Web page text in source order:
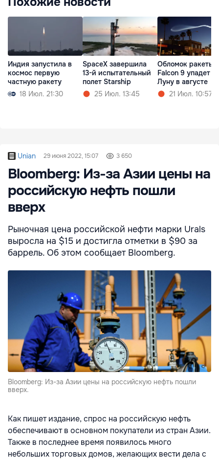
Индия запустила в
космос первую
частную ракету
18 Июл. 21:30
SpaceX завершила
13-й испытательный
полет Starship
25 Июл. 13:45
Обломок ракеты
Falcon 9 упадет
Луну в августе
21 Июл. 10:57
Unian 29 июня 2022, 15:07 3 650
Bloomberg: Из-за Азии цены на
российскую нефть пошли
вверх
Рыночная цена российской нефти марки Urals
выросла на $15 и достигла отметки в $90 за
баррель. Об этом сообщает Bloomberg.
Bloomberg: Из-за Азии цены на российскую нефть пошли
вверх.
Как пишет издание, спрос на российскую нефть
обеспечивают в основном покупатели из стран Азии.
Также в последнее время появилось много
небольших торговых домов, желающих вести дела с